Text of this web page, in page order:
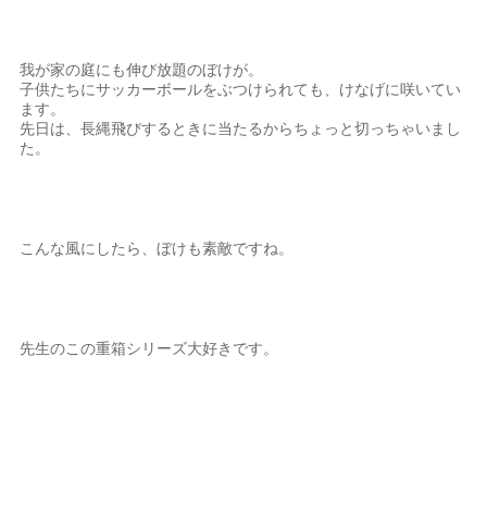
我が家の庭にも伸び放題のぼけが。
子供たちにサッカーボールをぶつけられても、けなげに咲いてい
ます。
先日は、長縄飛びするときに当たるからちょっと切っちゃいまし
た。
こんな風にしたら、ぼけも素敵ですね。
先生のこの重箱シリーズ大好きです。